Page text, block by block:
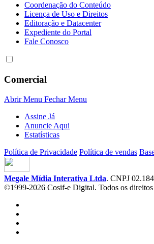
Coordenação do Conteúdo
Licença de Uso e Direitos
Editoração e Datacenter
Expediente do Portal
Fale Conosco
Comercial
Abrir Menu Fechar Menu
Assine Já
Anuncie Aqui
Estatísticas
Política de Privacidade Política de vendas
Megale Mídia Interativa Ltda. CNPJ
©1999-2026 Cosif-e Digital. Todos os direitos